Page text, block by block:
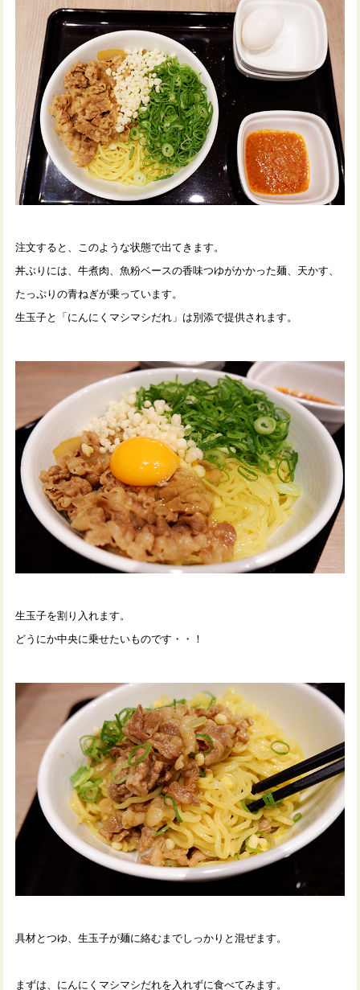
注文すると、このような状態で出てきます。
丼ぶりには、牛煮肉、魚粉ベースの香味つゆがかかった麺、天かす、
たっぷりの青ねぎが乗っています。
生玉子と「にんにくマシマシだれ」は別添で提供されます。
生玉子を割り入れます。
どうにか中央に乗せたいものです・・！
具材とつゆ、生玉子が麺に絡むまでしっかりと混ぜます。
まずは、にんにくマシマシだれを入れずに食べてみます。